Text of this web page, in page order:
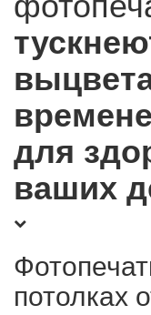
для
ваших
потолках